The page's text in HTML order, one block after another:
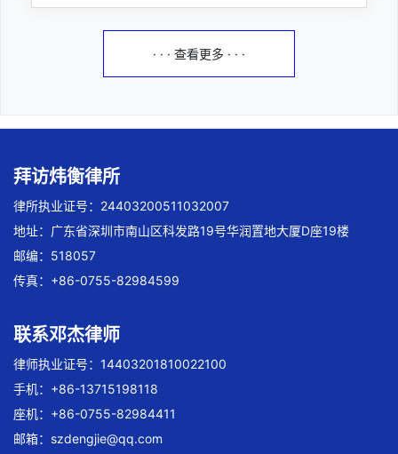
· · · 查看更多 · · ·
拜访炜衡律所
律所执业证号：24403200511032007
地址：广东省深圳市南山区科发路19号华润置地大厦D座19楼
邮编：518057
传真：+86-0755-82984599
联系邓杰律师
律师执业证号：14403201810022100
手机：+86-13715198118
座机：+86-0755-82984411
邮箱： szdengjie@qq.com